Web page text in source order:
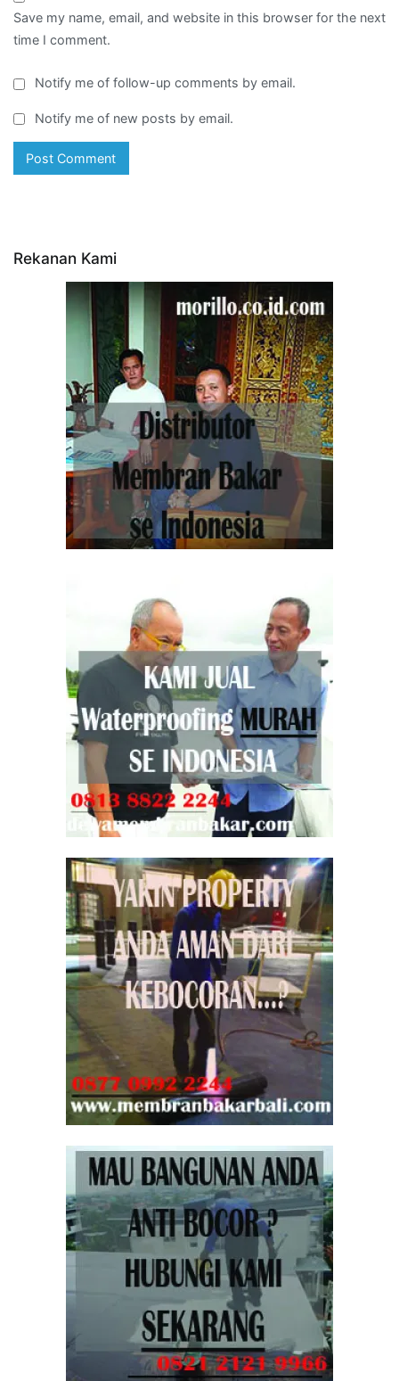
Save my name, email, and website in this browser for the next
time I comment.
Notify me of follow-up comments by email.
Notify me of new posts by email.
Rekanan Kami